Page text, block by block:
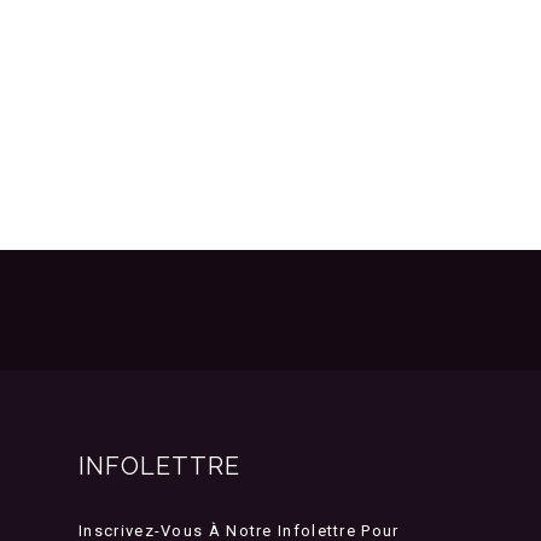
INFOLETTRE
Inscrivez-Vous À Notre Infolettre Pour